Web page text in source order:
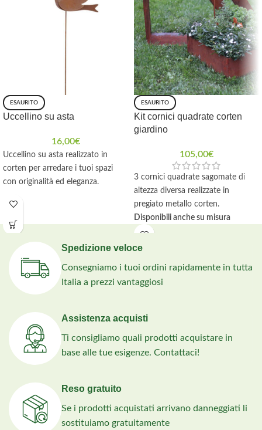
ESAURITO
Uccellino su asta
16,00€
Uccellino su asta realizzato in
corten per arredare i tuoi spazi
con originalità ed eleganza.
ESAURITO
Kit cornici quadrate corten
giardino
105,00€
3 cornici quadrate sagomate di
altezza diversa realizzate in
pregiato metallo corten.
Disponibili anche su misura
personalizzata
Spedizione veloce
Consegniamo i tuoi ordini rapidamente in tutta
Italia a prezzi vantaggiosi
Assistenza acquisti
Ti consigliamo quali prodotti acquistare in
base alle tue esigenze. Contattaci!
Reso gratuito
Se i prodotti acquistati arrivano danneggiati li
sostituiamo gratuitamente